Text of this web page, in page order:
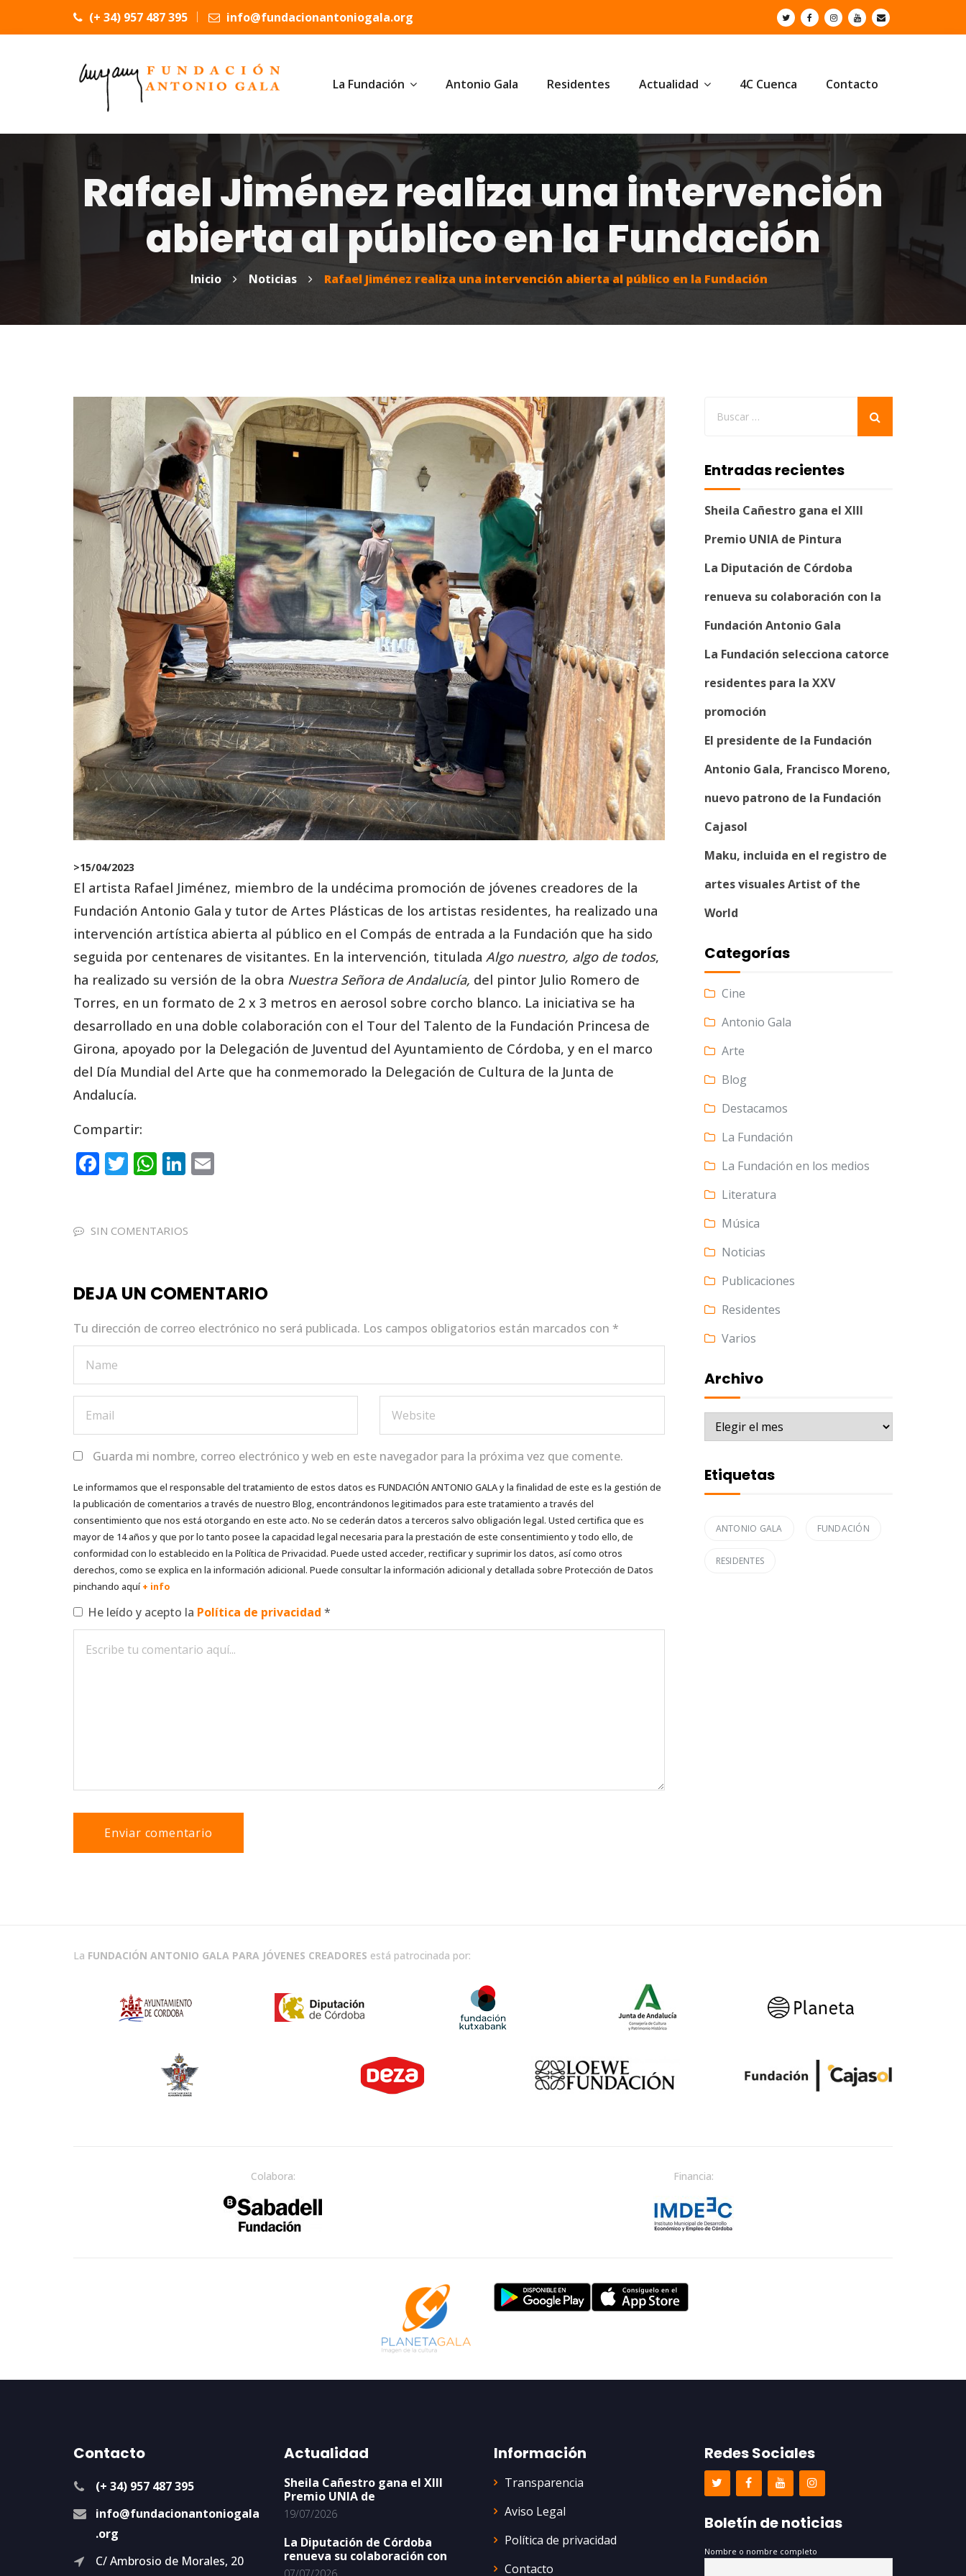
(+ 34) 957 487 395 info@fundacionantoniogala.org
La Fundación Antonio Gala Residentes Actualidad 4C Cuenca Contacto
Rafael Jiménez realiza una intervención
abierta al público en la Fundación
Inicio Noticias Rafael Jiménez realiza una intervención abierta al público en la Fundación
>15/04/2023
El artista Rafael Jiménez, miembro de la undécima promoción de jóvenes creadores de la
Fundación Antonio Gala y tutor de Artes Plásticas de los artistas residentes, ha realizado una
intervención artística abierta al público en el Compás de entrada a la Fundación que ha sido
seguida por centenares de visitantes. En la intervención, titulada Algo nuestro, algo de todos,
ha realizado su versión de la obra Nuestra Señora de Andalucía, del pintor Julio Romero de
Torres, en un formato de 2 x 3 metros en aerosol sobre corcho blanco. La iniciativa se ha
desarrollado en una doble colaboración con el Tour del Talento de la Fundación Princesa de
Girona, apoyado por la Delegación de Juventud del Ayuntamiento de Córdoba, y en el marco
del Día Mundial del Arte que ha conmemorado la Delegación de Cultura de la Junta de
Andalucía.
Compartir:
F
e
o
k
T
te
W
ts
p
Li
e
SIN COMENTARIOS
DEJA UN COMENTARIO
Tu dirección de correo electrónico no será publicada. Los campos obligatorios están marcados con *
Guarda mi nombre, correo electrónico y web en este navegador para la próxima vez que comente.
Le informamos que el responsable del tratamiento de estos datos es FUNDACIÓN ANTONIO GALA y la finalidad de este es la gestión de
la publicación de comentarios a través de nuestro Blog, encontrándonos legitimados para este tratamiento a través del
consentimiento que nos está otorgando en este acto. No se cederán datos a terceros salvo obligación legal. Usted certifica que es
mayor de 14 años y que por lo tanto posee la capacidad legal necesaria para la prestación de este consentimiento y todo ello, de
conformidad con lo establecido en la Política de Privacidad. Puede usted acceder, rectificar y suprimir los datos, así como otros
derechos, como se explica en la información adicional. Puede consultar la información adicional y detallada sobre Protección de Datos
pinchando aquí+ info
He leído y acepto la Política de privacidad *
Entradas recientes
Sheila Cañestro gana el XIII
Premio UNIA de Pintura
La Diputación de Córdoba
renueva su colaboración con la
Fundación Antonio Gala
La Fundación selecciona catorce
residentes para la XXV
promoción
El presidente de la Fundación
Antonio Gala, Francisco Moreno,
nuevo patrono de la Fundación
Cajasol
Maku, incluida en el registro de
artes visuales Artist of the
World
Categorías
Cine
Antonio Gala
Arte
Blog
Destacamos
La Fundación
La Fundación en los medios
Literatura
Música
Noticias
Publicaciones
Residentes
Varios
Archivo
Archivo
Etiquetas
ANTONIO GALA FUNDACIÓN
RESIDENTES
La FUNDACIÓN ANTONIO GALA PARA JÓVENES CREADORES está patrocinada por:
Colabora: Financia:
Contacto
(+ 34) 957 487 395
info@fundacionantoniogala
.org
C/ Ambrosio de Morales, 20
Actualidad
Sheila Cañestro gana el XIII
Premio UNIA de
19/07/2026
La Diputación de Córdoba
renueva su colaboración con
Información
Transparencia
Aviso Legal
Política de privacidad
Contacto
Redes Sociales
Boletín de noticias
Nombre o nombre completo